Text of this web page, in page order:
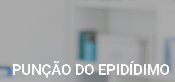
PUNÇÃO DO EPIDÍDIMO